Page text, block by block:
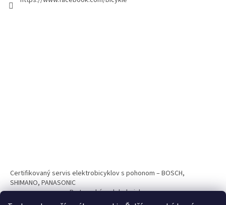
Certifikovaný servis elektrobicyklov s pohonom – BOSCH,
SHIMANO, PANASONIC
Partnerský web hokejshop.eu